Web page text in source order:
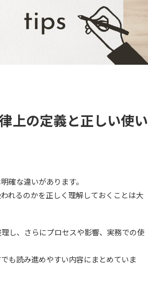
上の定義と正しい使い
確な違いがあります。
れるのかを正しく理解しておくことは大
し、さらにプロセスや影響、実務での使
も読み進めやすい内容にまとめていま